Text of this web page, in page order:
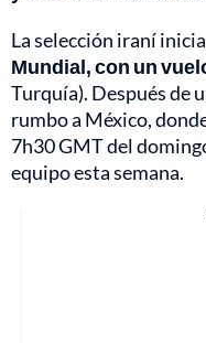
La selección iraní inicia
Mundial, con un
Turquía). Después de
rumbo a México,
7h30 GMT del
equipo esta semana.